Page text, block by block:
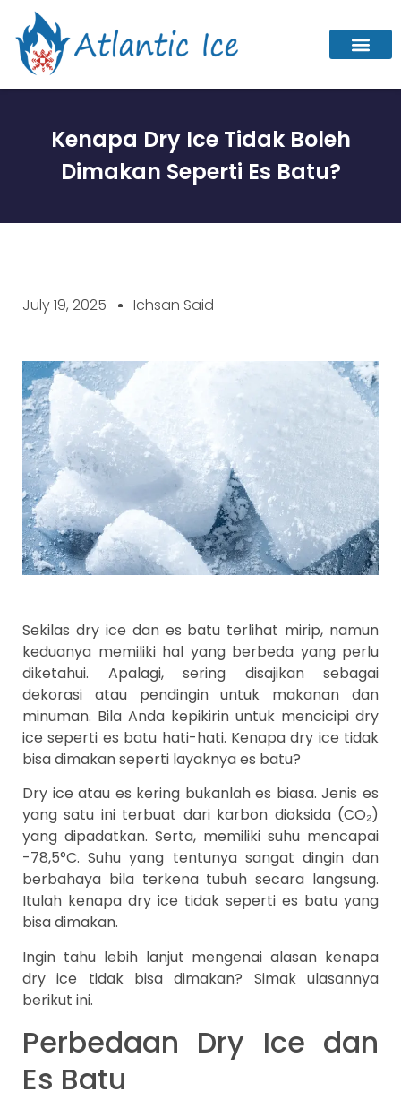
Kenapa Dry Ice Tidak Boleh
Dimakan Seperti Es Batu?
July 19, 2025 Ichsan Said
Sekilas dry ice dan es batu terlihat mirip, namun
keduanya memiliki hal yang berbeda yang perlu
diketahui. Apalagi, sering disajikan sebagai
dekorasi atau pendingin untuk makanan dan
minuman. Bila Anda kepikirin untuk mencicipi dry
ice seperti es batu hati-hati. Kenapa dry ice tidak
bisa dimakan seperti layaknya es batu?
Dry ice atau es kering bukanlah es biasa. Jenis es
yang satu ini terbuat dari karbon dioksida (CO₂)
yang dipadatkan. Serta, memiliki suhu mencapai
-78,5°C. Suhu yang tentunya sangat dingin dan
berbahaya bila terkena tubuh secara langsung.
Itulah kenapa dry ice tidak seperti es batu yang
bisa dimakan.
Ingin tahu lebih lanjut mengenai alasan kenapa
dry ice tidak bisa dimakan? Simak ulasannya
berikut ini.
Perbedaan Dry Ice dan
Es Batu